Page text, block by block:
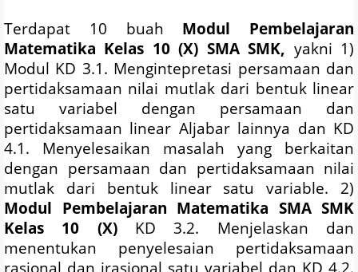
Terdapat 10 buah Modul Pembelajaran
Matematika Kelas 10 (X) SMA SMK, yakni 1)
Modul KD 3.1. Mengintepretasi persamaan dan
pertidaksamaan nilai mutlak dari bentuk linear
satu variabel dengan persamaan dan
pertidaksamaan linear Aljabar lainnya dan KD
4.1. Menyelesaikan masalah yang berkaitan
dengan persamaan dan pertidaksamaan nilai
mutlak dari bentuk linear satu variable. 2)
Modul Pembelajaran Matematika SMA SMK
Kelas 10 (X) KD 3.2. Menjelaskan dan
menentukan penyelesaian pertidaksamaan
rasional dan irasional satu variabel dan KD 4.2.